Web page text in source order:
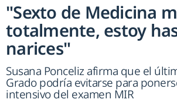
"Sexto de Medicina
totalmente, estoy
narices"
Susana Ponceliz afirma que el
Grado podría evitarse para
intensivo del examen MIR